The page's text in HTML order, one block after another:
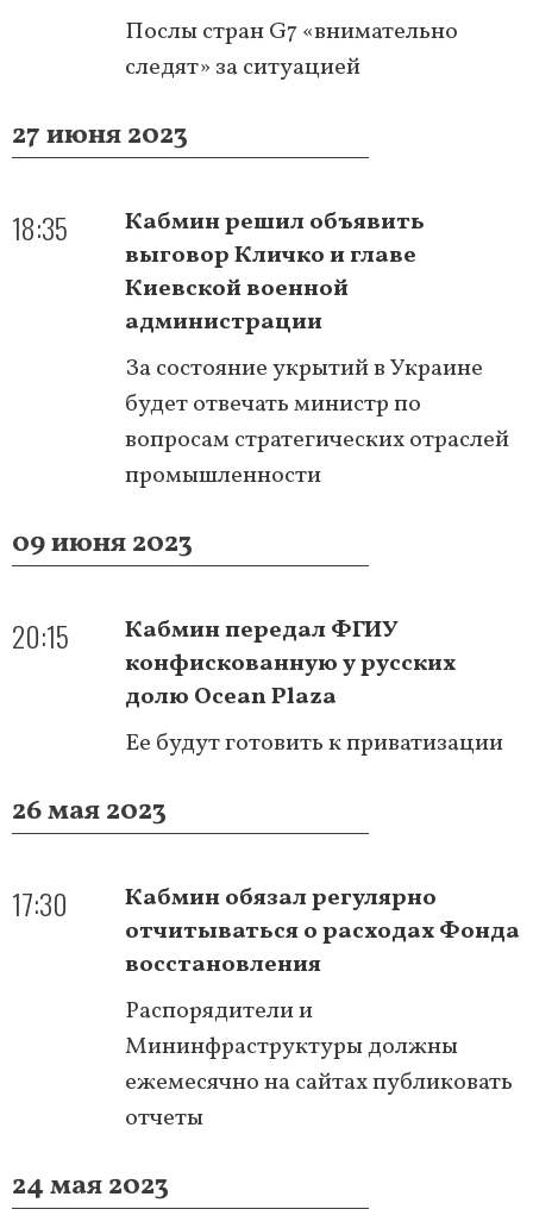
Послы стран G7 «внимательно
следят» за ситуацией
27 июня 2023
18:35
Кабмин решил объявить
выговор Кличко и главе
Киевской военной
администрации
За состояние укрытий в Украине
будет отвечать министр по
вопросам стратегических отраслей
промышленности
09 июня 2023
20:15
Кабмин передал ФГИУ
конфискованную у русских
долю Ocean Plaza
Ее будут готовить к приватизации
26 мая 2023
17:30
Кабмин обязал регулярно
отчитываться о расходах Фонда
восстановления
Распорядители и
Мининфраструктуры должны
ежемесячно на сайтах публиковать
отчеты
24 мая 2023